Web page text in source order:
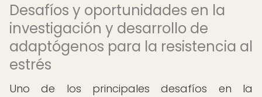
Desafíos y oportunidades en la
investigación y desarrollo de
adaptógenos para la resistencia al
estrés
Uno de los principales desafíos en la